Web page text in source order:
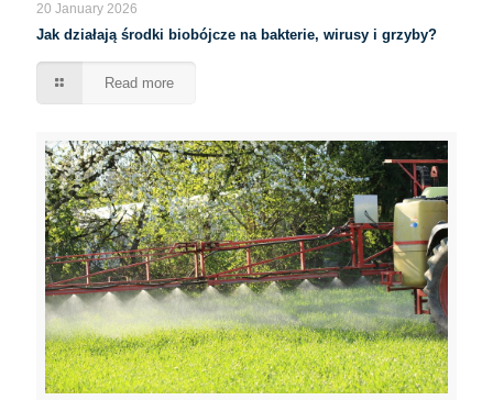
20 January 2026
Jak działają środki biobójcze na bakterie, wirusy i grzyby?
Read more